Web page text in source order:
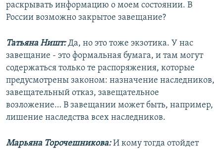
раскрывать информацию о моем состоянии. В
России возможно закрытое завещание?
Татьяна Ништ:Да, но это тоже экзотика. У нас
завещание - это формальная бумага, и там могут
содержаться только те распоряжения, которые
предусмотрены законом: назначение наследников,
завещательный отказ, завещательное
возложение… В завещании может быть, например,
лишение наследства всех наследников.
Марьяна Торочешникова:И кому тогда отойдет